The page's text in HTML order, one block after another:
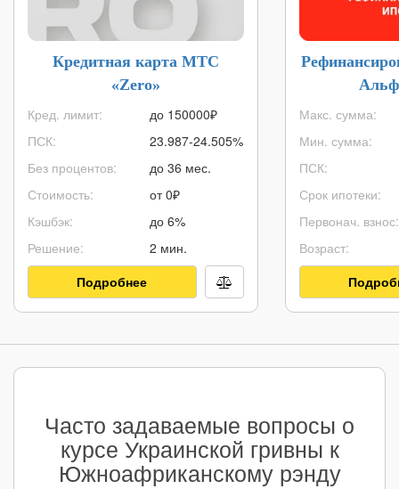
Кредитная карта МТС
«Zero»
Кред. лимит:
ПСК:
Без процентов:
Стоимость:
Кэшбэк:
Решение:
до 150000₽
23.987-24.505%
до 36 мес.
от 0₽
до 6%
2 мин.
Подробнее
Макс. сумма:
Мин. сумма:
ПСК:
Срок ипотеки:
Первонач. взнос:
Возраст:
Часто задаваемые вопросы о
курсе Украинской гривны к
Южноафриканскому рэнду